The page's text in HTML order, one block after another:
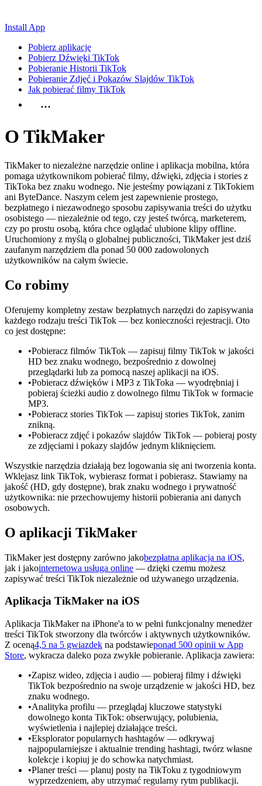
Install App
Pobierz aplikację
Pobierz Dźwięki TikTok
Pobieranie Historii TikTok
Pobieranie Zdjęć i Pokazów Slajdów TikTok
Jak pobierać filmy TikTok
…
O TikMaker
TikMaker to niezależne narzędzie online i aplikacja mobilna, która
pomaga użytkownikom pobierać filmy, dźwięki, zdjęcia i stories z
TikToka bez znaku wodnego. Nie jesteśmy powiązani z TikTokiem
ani ByteDance. Naszym celem jest zapewnienie prostego,
bezpłatnego i niezawodnego sposobu zapisywania treści do użytku
osobistego — niezależnie od tego, czy jesteś twórcą, marketerem,
czy po prostu osobą, która chce oglądać ulubione klipy offline.
Uruchomiony z myślą o globalnej publiczności, TikMaker jest dziś
zaufanym narzędziem dla ponad 50 000 zadowolonych
użytkowników na całym świecie.
Co robimy
Oferujemy kompletny zestaw bezpłatnych narzędzi do zapisywania
każdego rodzaju treści TikTok — bez konieczności rejestracji. Oto
co jest dostępne:
•Pobieracz filmów TikTok — zapisuj filmy TikTok w jakości
HD bez znaku wodnego, bezpośrednio z dowolnej
przeglądarki lub za pomocą naszej aplikacji na iOS.
•Pobieracz dźwięków i MP3 z TikToka — wyodrębniaj i
pobieraj ścieżki audio z dowolnego filmu TikTok w formacie
MP3.
•Pobieracz stories TikTok — zapisuj stories TikTok, zanim
znikną.
•Pobieracz zdjęć i pokazów slajdów TikTok — pobieraj posty
ze zdjęciami i pokazy slajdów jednym kliknięciem.
Wszystkie narzędzia działają bez logowania się ani tworzenia konta.
Wklejasz link TikTok, wybierasz format i pobierasz. Stawiamy na
jakość (HD, gdy dostępne), brak znaku wodnego i prywatność
użytkownika: nie przechowujemy historii pobierania ani danych
osobowych.
O aplikacji TikMaker
TikMaker jest dostępny zarówno jakobezpłatna aplikacja na iOS,
jak i jakointernetowa usługa online — dzięki czemu możesz
zapisywać treści TikTok niezależnie od używanego urządzenia.
Aplikacja TikMaker na iOS
Aplikacja TikMaker na iPhone'a to w pełni funkcjonalny menedżer
treści TikTok stworzony dla twórców i aktywnych użytkowników.
Z oceną4,5 na 5 gwiazdek na podstawieponad 500 opinii w App
Store, wykracza daleko poza zwykłe pobieranie. Aplikacja zawiera:
•Zapisz wideo, zdjęcia i audio — pobieraj filmy i dźwięki
TikTok bezpośrednio na swoje urządzenie w jakości HD, bez
znaku wodnego.
•Analityka profilu — przeglądaj kluczowe statystyki
dowolnego konta TikTok: obserwujący, polubienia,
wyświetlenia i najlepiej działające treści.
•Eksplorator popularnych hashtagów — odkrywaj
najpopularniejsze i aktualnie trending hashtagi, twórz własne
kolekcje i kopiuj je do schowka natychmiast.
•Planer treści — planuj posty na TikToku z tygodniowym
wyprzedzeniem, aby utrzymać regularny rytm publikacji.